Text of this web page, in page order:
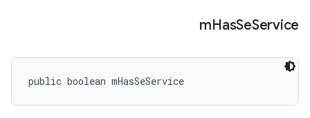
mHasSeService
public boolean mHasSeService